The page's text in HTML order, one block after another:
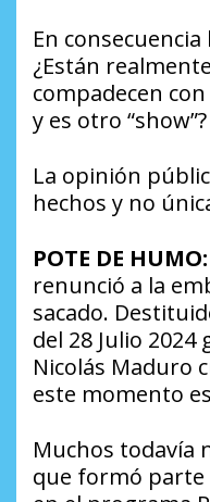
En
¿Están
compadecen
y es otro “show”?
La opinión
hechos y no
POTE DE HUMO:
renunció a la
sacado.
del 28 Julio 2024
Nicolás Maduro
este momento
Muchos todavía
que formó parte